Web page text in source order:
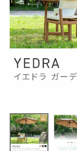
call 052-241-3103
schedule
ACCOUNT MENU
meeting_room ログイン
シーンから選ぶ